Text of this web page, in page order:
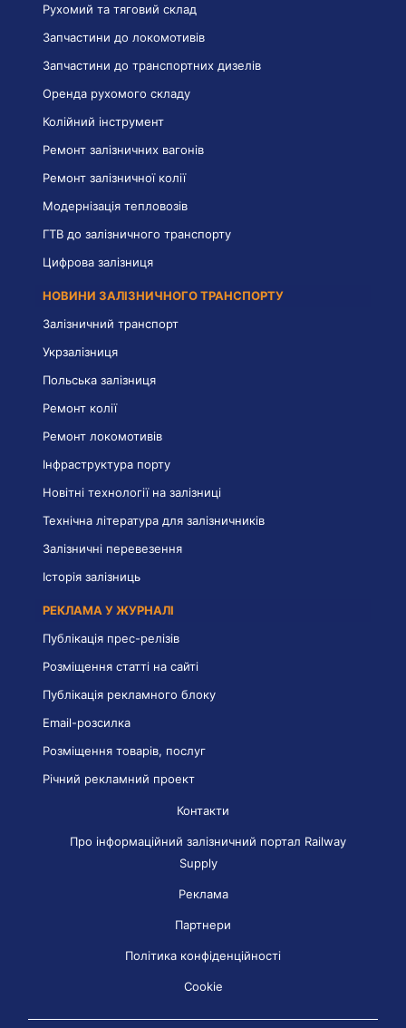
Рухомий та тяговий склад
Запчастини до локомотивів
Запчастини до транспортних дизелів
Оренда рухомого складу
Колійний інструмент
Ремонт залізничних вагонів
Ремонт залізничної колії
Модернізація тепловозів
ГТВ до залізничного транспорту
Цифрова залізниця
НОВИНИ ЗАЛІЗНИЧНОГО ТРАНСПОРТУ
Залізничний транспорт
Укрзалізниця
Польська залізниця
Ремонт колії
Ремонт локомотивів
Інфраструктура порту
Новітні технології на залізниці
Технічна література для залізничників
Залізничні перевезення
Історія залізниць
РЕКЛАМА У ЖУРНАЛІ
Публікація прес-релізів
Розміщення статті на сайті
Публікація рекламного блоку
Email-розсилка
Розміщення товарів, послуг
Річний рекламний проект
Контакти
Про інформаційний залізничний портал Railway
Supply
Реклама
Партнери
Політика конфіденційності
Cookie